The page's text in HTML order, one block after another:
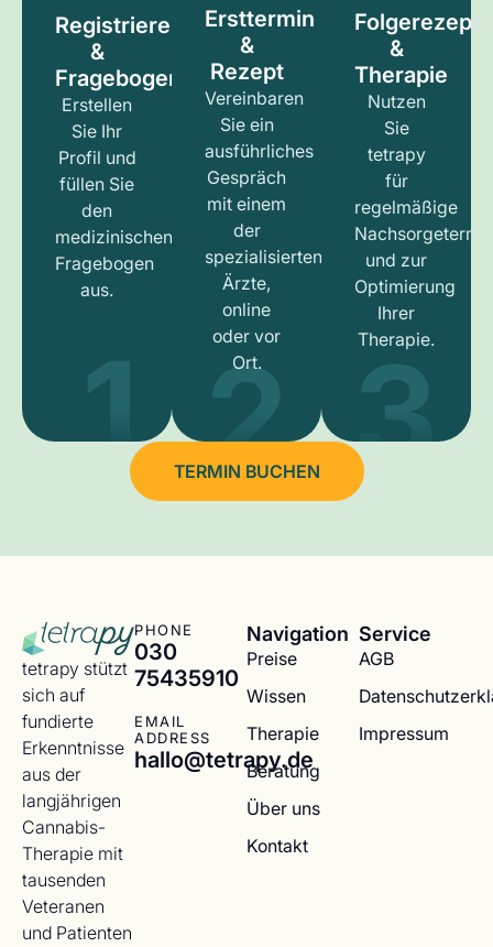
Registrieren
&
Fragebogen
Erstellen
Sie Ihr
Profil und
füllen Sie
den
medizinischen
Fragebogen
aus.
1
Ersttermin
&
Rezept
Vereinbaren
Sie ein
ausführliches
Gespräch
mit einem
der
spezialisierten
Ärzte,
online
oder vor
Ort.
2
Folgerezept
&
Therapie
Nutzen
Sie
tetrapy
für
regelmäßige
und zur
Optimierung
Ihrer
Therapie.
3
TERMIN BUCHEN
tetrapy stützt
sich auf
fundierte
Erkenntnisse
aus der
langjährigen
Cannabis-
Therapie mit
tausenden
Veteranen
und Patienten
PHONE
030
75435910
EMAIL
ADDRESS
hallo@tetrapy.de
Navigation
Preise
Wissen
Therapie
Beratung
Über uns
Kontakt
Service
AGB
Impressum